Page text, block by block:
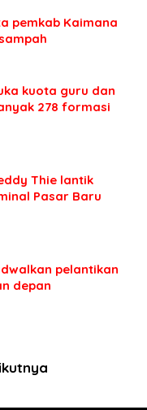
pemkab Kaimana
kuota guru dan
278 formasi
Thie lantik
Pasar Baru
pelantikan
depan